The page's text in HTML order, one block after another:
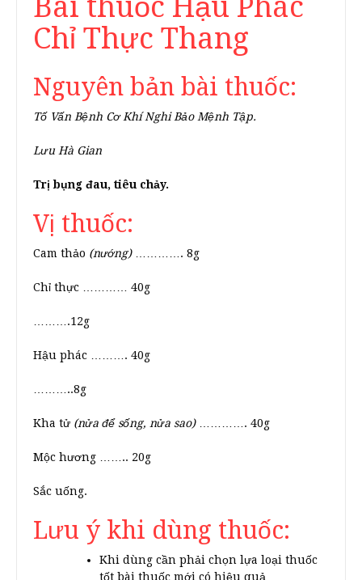
Bài thuốc Hậu Phác
Chỉ Thực Thang
Nguyên bản bài thuốc:
Tố Vấn Bệnh Cơ Khí Nghi Bảo Mệnh Tập.
Lưu Hà Gian
Trị bụng đau, tiêu chảy.
Vị thuốc:
Cam thảo (nướng)…………. 8g
Chỉ thực ………… 40g
……….12g
Hậu phác ………. 40g
………..8g
Kha tử (nửa để sống, nửa sao)…………. 40g
Mộc hương …….. 20g
Sắc uống.
Lưu ý khi dùng thuốc:
Khi dùng cần phải chọn lựa loại thuốc
tốt bài thuốc mới có hiệu quả